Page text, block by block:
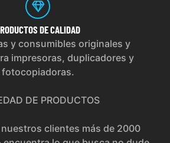
DE CALIDAD
y consumibles originales y
impresoras, duplicadores y
fotocopiadoras.
DE PRODUCTOS
clientes más de 2000